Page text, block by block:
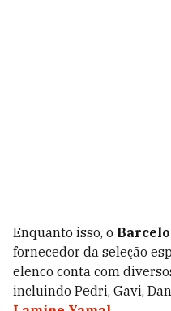
Enquanto isso, o
fornecedor da seleção
elenco conta com
incluindo Pedri, Gavi,